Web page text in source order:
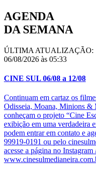
AGENDA
DA SEMANA
ÚLTIMA ATUALIZAÇÃO:
06/08/2026 às 05:33
CINE SUL 06/08 a 12/08
Continuam em cartaz os
Odisseia, Moana, Minions &
conheçam o projeto “Cine
exibição em uma verdadeira
podem entrar em contato e
99919-0191 ou pelo
acesse a página no